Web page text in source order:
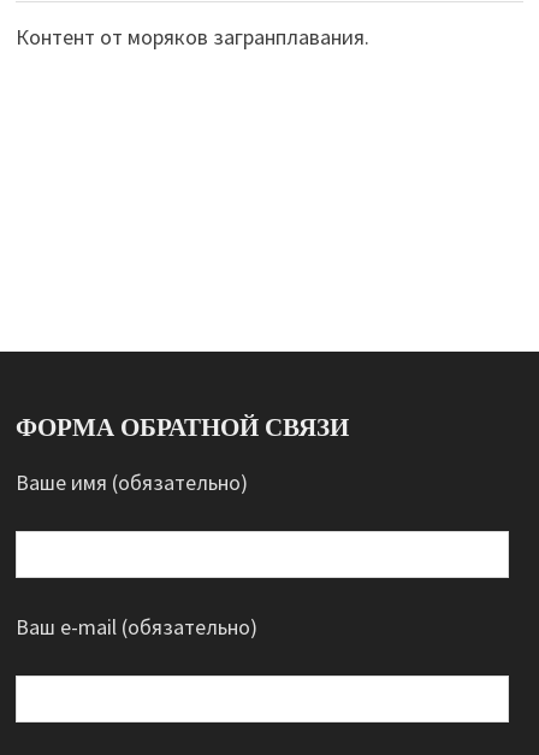
Контент от моряков загранплавания.
ФОРМА ОБРАТНОЙ СВЯЗИ
Ваше имя (обязательно)
Ваш e-mail (обязательно)